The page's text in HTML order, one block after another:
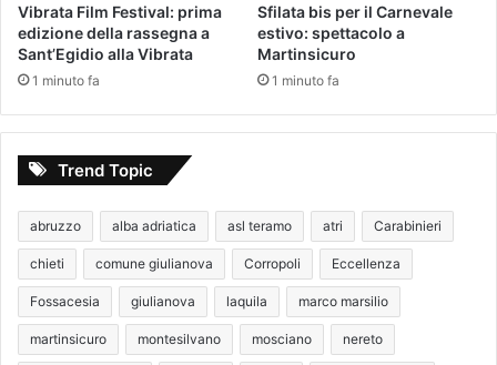
Vibrata Film Festival: prima
edizione della rassegna a
Sant’Egidio alla Vibrata
1 minuto fa
Sfilata bis per il Carnevale
estivo: spettacolo a
Martinsicuro
1 minuto fa
Trend Topic
abruzzo alba adriatica asl teramo atri Carabinieri
chieti comune giulianova Corropoli Eccellenza
Fossacesia giulianova laquila marco marsilio
martinsicuro montesilvano mosciano nereto